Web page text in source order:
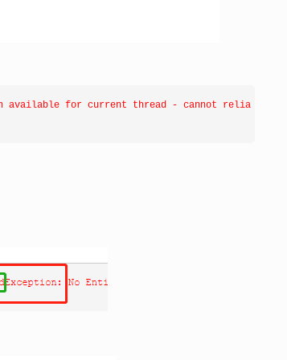
available for current thread - cannot reliably